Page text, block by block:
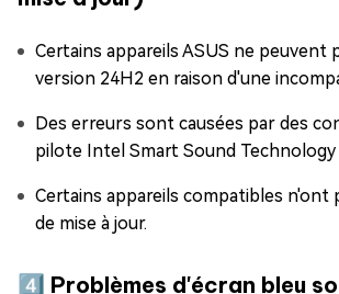
Certains appareils ASUS ne peuvent
version 24H2 en raison d'une
Des erreurs sont causées par des
pilote Intel Smart Sound Technology
Certains appareils compatibles n'ont
de mise à jour.
4️⃣ Problèmes d'écran bleu